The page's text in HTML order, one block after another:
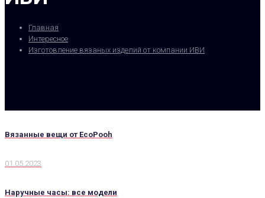
Главная
Интересное
Изготовление вязаных изделий от компании ИВИ
Вязанные вещи от EcoPooh
01.05.2023
Наручные часы: все модели